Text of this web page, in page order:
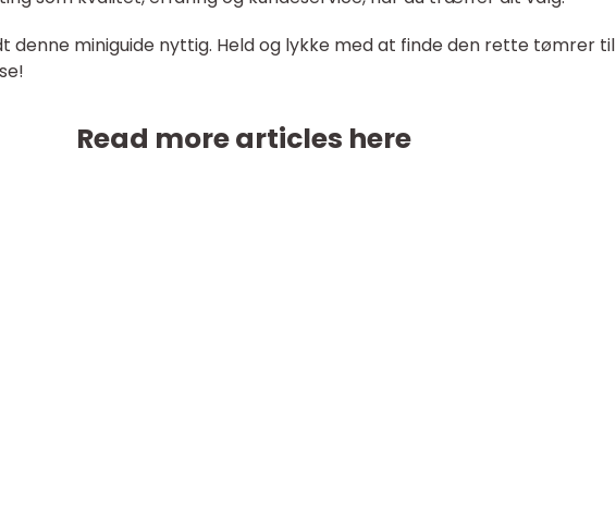
denne miniguide nyttig. Held og lykke med at finde den rette tømrer til
Read more articles here